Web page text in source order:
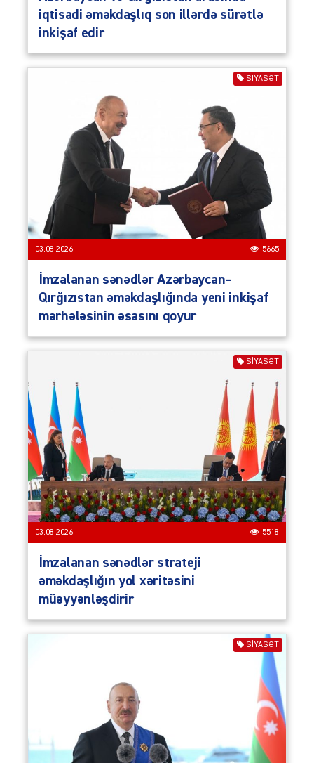
iqtisadi əməkdaşlıq son illərdə sürətlə
inkişaf edir
SIYASƏT
03.08.2026 5665
İmzalanan sənədlər Azərbaycan–
Qırğızıstan əməkdaşlığında yeni inkişaf
mərhələsinin əsasını qoyur
SIYASƏT
03.08.2026 5518
İmzalanan sənədlər strateji
əməkdaşlığın yol xəritəsini
müəyyənləşdirir
SIYASƏT